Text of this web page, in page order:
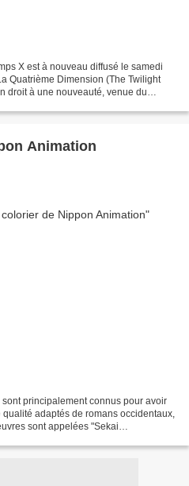
X est à nouveau diffusé le samedi
Quatrième Dimension (The Twilight
droit à une nouveauté, venue du
Animation
principalement connus pour avoir
adaptés de romans occidentaux,
sont appelées "Sekai